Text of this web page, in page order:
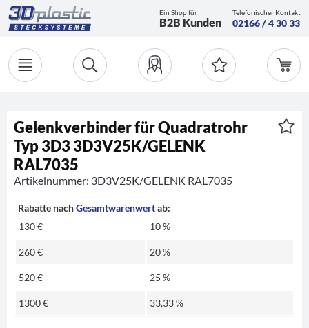
Ein Shop für
B2B Kunden
Telefonischer Kontakt
02166 / 4 30 33
Gelenkverbinder für Quadratrohr
Typ 3D3 3D3V25K/GELENK
RAL7035
Artikelnummer: 3D3V25K/GELENK RAL7035
Rabatte nachGesamtwarenwertab:
130 €
10 %
260 € 20 %
520 € 25 %
1300 € 33,33 %